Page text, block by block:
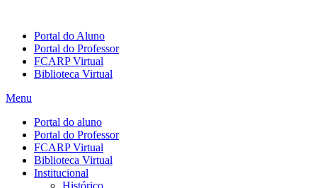
Portal do Aluno
Portal do Professor
FCARP Virtual
Biblioteca Virtual
Menu
Portal do aluno
Portal do Professor
FCARP Virtual
Biblioteca Virtual
Institucional
Histórico